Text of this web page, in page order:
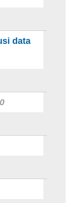
data